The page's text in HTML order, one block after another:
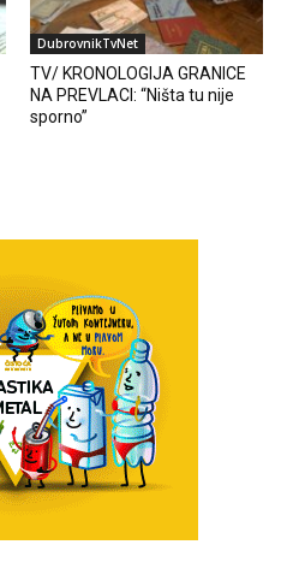
DubrovnikTvNet
TV/ KRONOLOGIJA GRANICE
NA PREVLACI: “Ništa tu nije
sporno”